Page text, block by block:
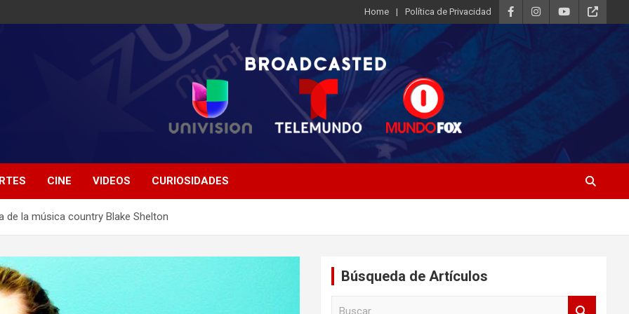
Home Política de Privacidad
CINE VIDEOS CURIOSIDADES
de la música country Blake Shelton
Búsqueda de Artículos